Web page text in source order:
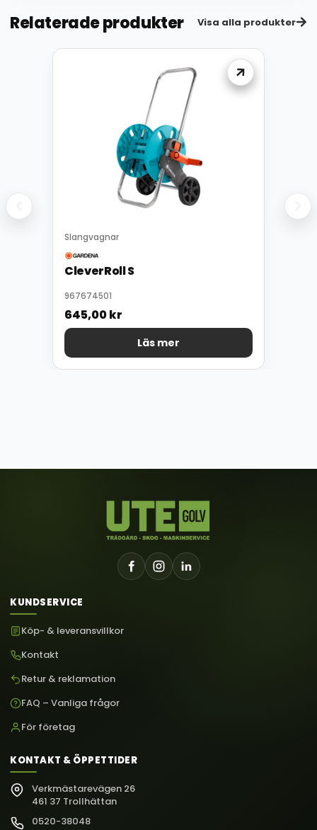
Relaterade produkter Visa alla produkter
Slangvagnar
CleverRoll S
967674501
645,00kr
Läs mer
KUNDSERVICE
Köp- & leveransvillkor
Kontakt
Retur & reklamation
FAQ – Vanliga frågor
För företag
KONTAKT & ÖPPETTIDER
Verkmästarevägen 26
461 37 Trollhättan
0520-38048